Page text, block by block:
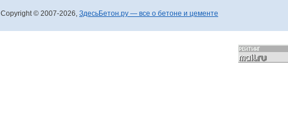
Copyright © 2007-2026, ЗдесьБетон.ру — все о бетоне и цементе